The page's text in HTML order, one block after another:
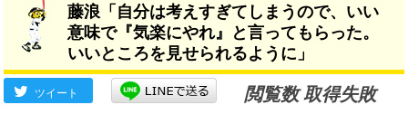
藤浪「自分は考えすぎてしまうので、いい
意味で『気楽にやれ』と言ってもらった。
いいところを見せられるように」
ツイート
閲覧数 取得失敗